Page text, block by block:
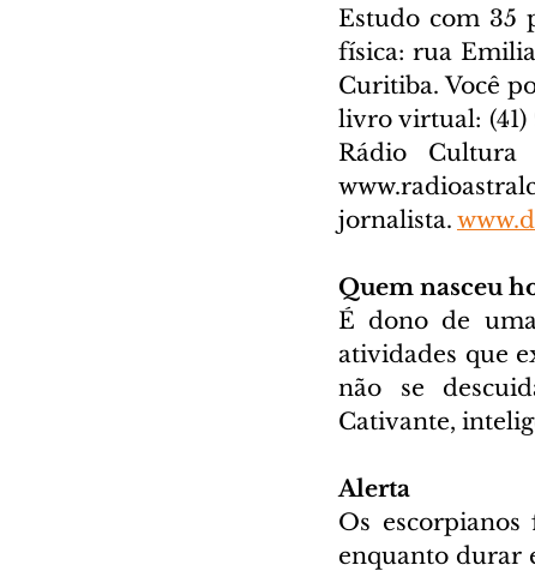
Estudo com 35
física: rua
Curitiba. Você
livro virtual: (41)
jornalista.
Quem nasceu
É dono de
atividades que
não se
Cativante,
Alerta
Os
enquanto durar